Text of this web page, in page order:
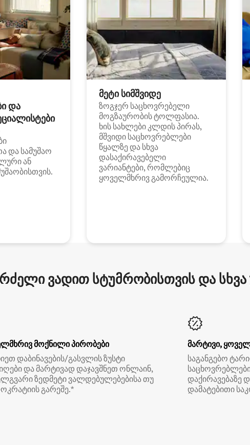
და
და სამუშაო
ან
მეტი სიმშვიდე
ზოგჯერ საცხოვრებელი
მოგზაურობის ტოლფასია.
ხის სახლები კლდის პირას,
მშვიდი საცხოვრებლები
წყალზე და სხვა
დასაქირავებელი
ვარიანტები, რომლებიც
ყოველმხრივ გამორჩეულია.
ვადით სტუმრობისთვის და სხვა
მოქნილი პირობები
დაბინავების/გასვლის ზუსტი
და მარტივად დაჯავშნეთ ონლაინ,
ზედმეტი ვალდებულებებისა თუ
გარეშე.*
მარტივი,
საგანგებო
დაქირავებაზე
დამატებითი